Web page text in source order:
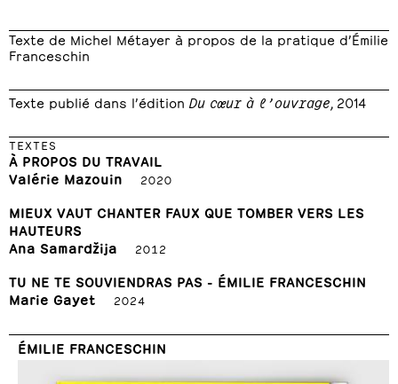
Texte de Michel Métayer à propos de la pratique d’Émilie
Franceschin
Texte publié dans l’édition Du cœur à l’ouvrage , 2014
TEXTES
À PROPOS DU TRAVAIL
Valérie Mazouin
2020
MIEUX VAUT CHANTER FAUX QUE TOMBER VERS LES
HAUTEURS
Ana Samardžija
2012
TU NE TE SOUVIENDRAS PAS - ÉMILIE FRANCESCHIN
Marie Gayet
2024
ÉMILIE FRANCESCHIN